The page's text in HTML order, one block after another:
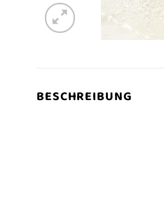
BESCHREIBUNG